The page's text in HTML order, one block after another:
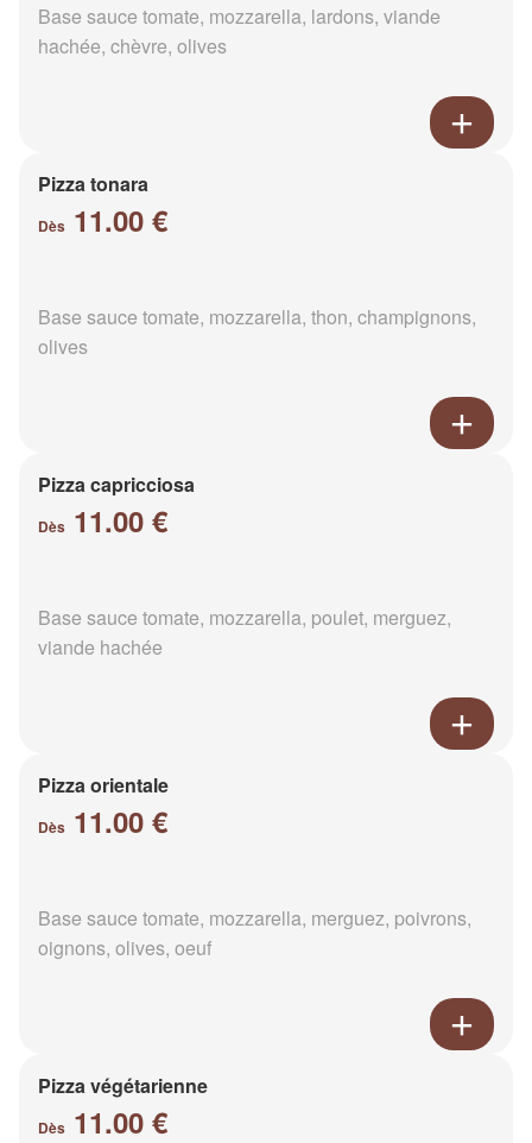
Base sauce tomate, mozzarella, lardons, viande
hachée, chèvre, olives
Pizza tonara
Dès 11.00 €
Base sauce tomate, mozzarella, thon, champignons,
olives
Pizza capricciosa
Dès 11.00 €
Base sauce tomate, mozzarella, poulet, merguez,
viande hachée
Pizza orientale
Dès 11.00 €
Base sauce tomate, mozzarella, merguez, poivrons,
oignons, olives, oeuf
Pizza végétarienne
Dès 11.00 €